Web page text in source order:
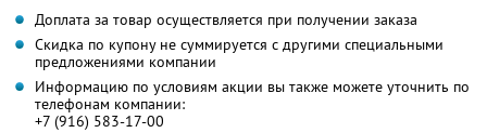
Доплата за товар осуществляется при получении заказа
Скидка по купону не суммируется с другими специальными
предложениями компании
Информацию по условиям акции вы также можете уточнить по
телефонам компании:
+7 (916) 583-17-00